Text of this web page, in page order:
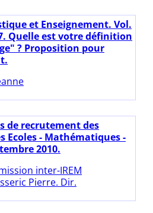
et Enseignement. Vol.
Quelle est votre définition
? Proposition pour
de recrutement des
Ecoles - Mathématiques -
2010.
inter-IREM
Pierre. Dir.